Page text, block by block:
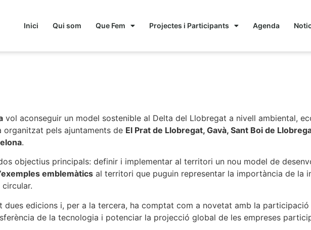
Inici Qui som Que Fem Projectes i Participants Agenda
vol aconseguir un model sostenible al Delta del Llobregat a nivell ambiental,
organitzat pels ajuntaments de El Prat de Llobregat, Gavà, Sant Boi de
.
objectius principals: definir i implementar al territori un nou model de
emblemàtics al territori que puguin representar la importància de la
circular.
dues edicions i, per a la tercera, ha comptat com a novetat amb la
de la tecnologia i potenciar la projecció global de les empreses